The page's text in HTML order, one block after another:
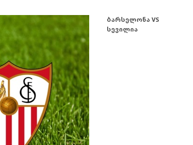
ბარსელონა VS
სევილია